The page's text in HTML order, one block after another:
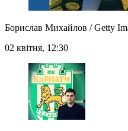
Борислав Михайлов / Getty
02 квітня, 12:30